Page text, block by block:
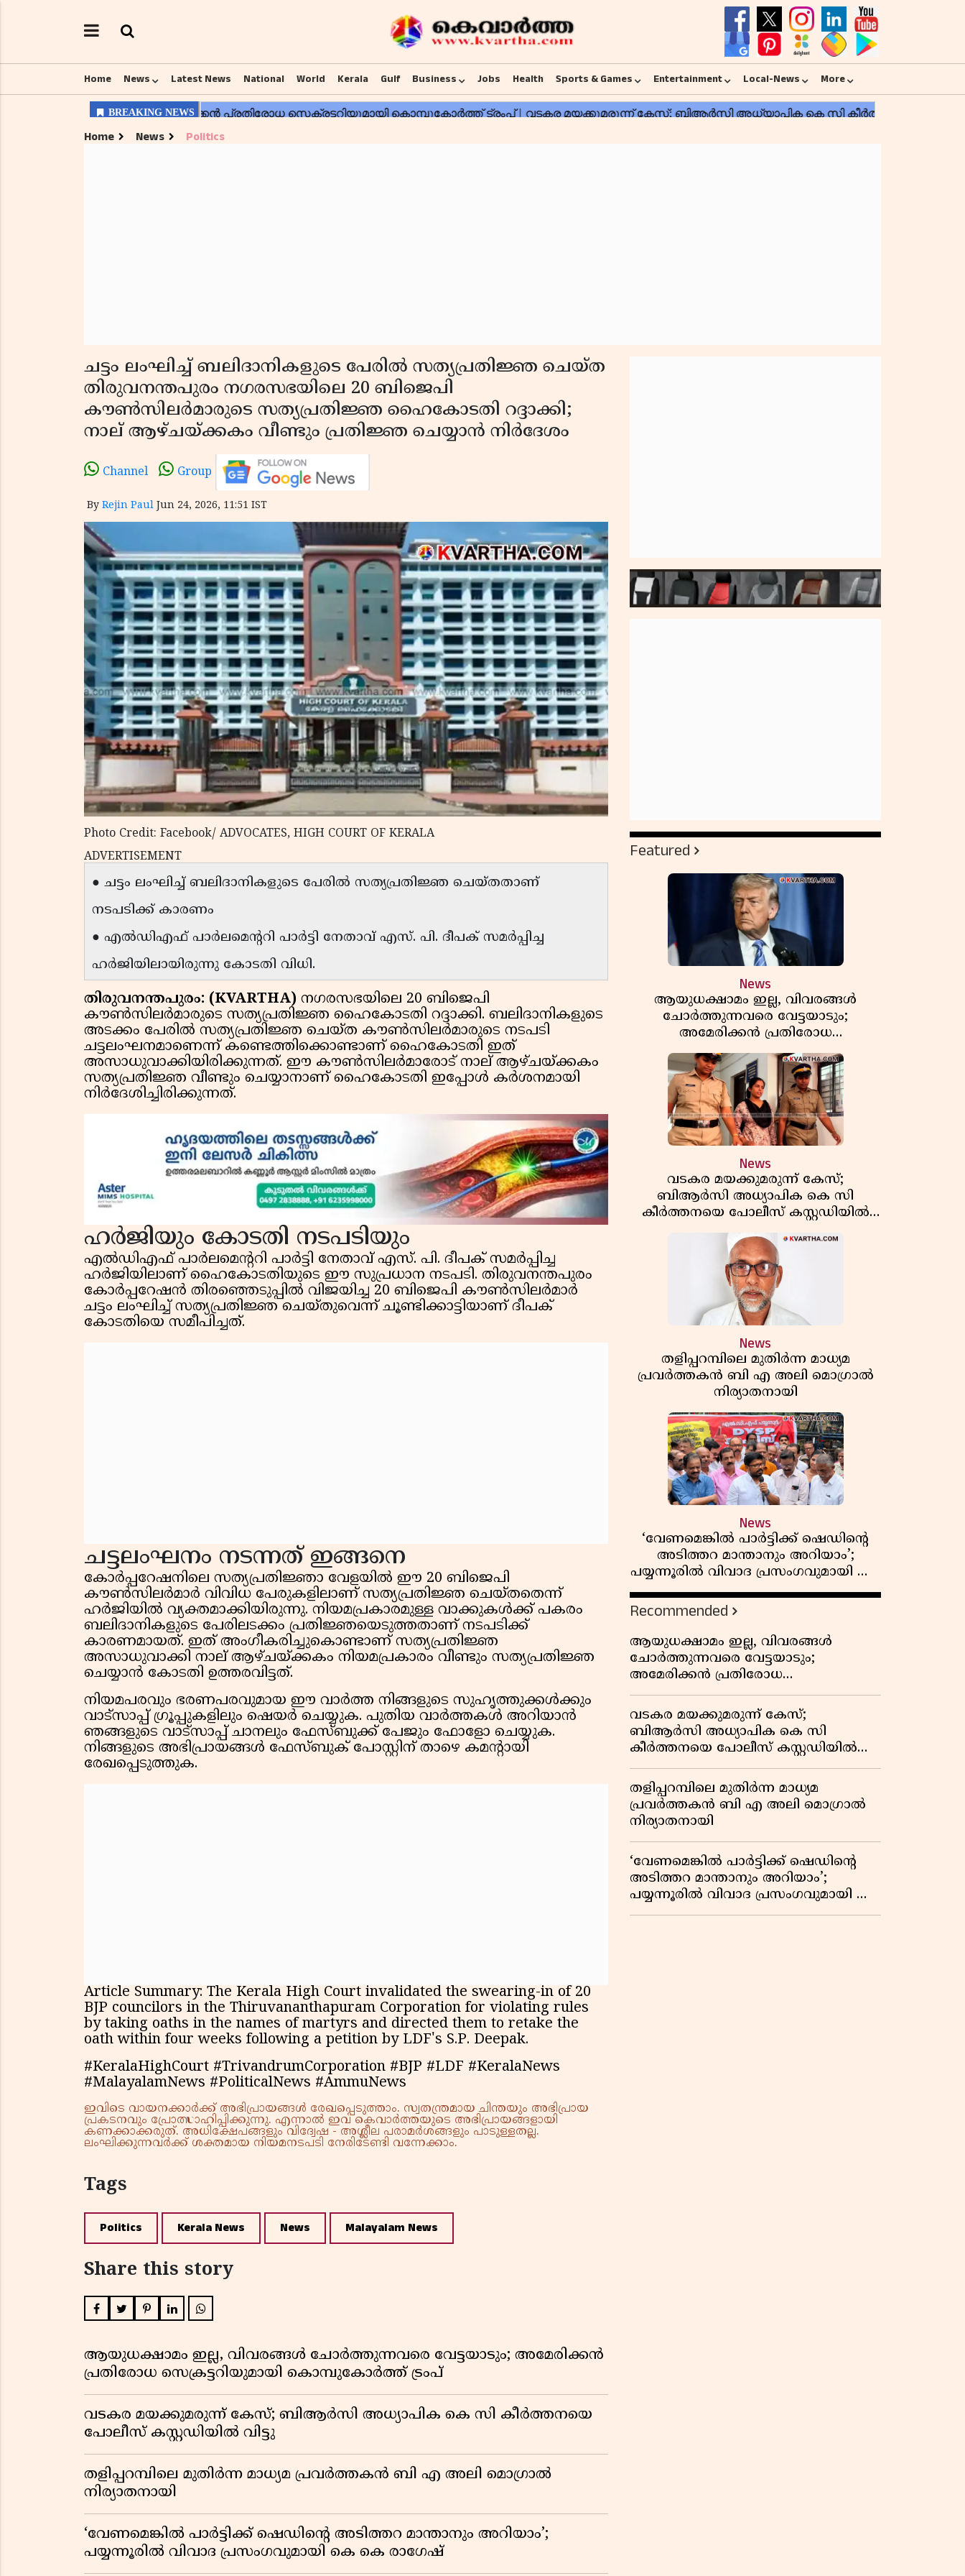
Home News Latest News National World Kerala Gulf Business Jobs Health Sports & Games Entertainment Local-News More
Home News Politics
ചട്ടം ലംഘിച്ച് ബലിദാനികളുടെ പേരിൽ സത്യപ്രതിജ്ഞ ചെയ്ത
തിരുവനന്തപുരം നഗരസഭയിലെ 20 ബിജെപി
കൗൺസിലർമാരുടെ സത്യപ്രതിജ്ഞ ഹൈകോടതി റദ്ദാക്കി;
നാല് ആഴ്ചയ്ക്കകം വീണ്ടും പ്രതിജ്ഞ ചെയ്യാൻ നിർദേശം
Channel Group
By Rejin Paul Jun 24, 2026, 11:51 IST
Photo Credit: Facebook/ ADVOCATES, HIGH COURT OF KERALA
ADVERTISEMENT
● ചട്ടം ലംഘിച്ച് ബലിദാനികളുടെ പേരിൽ സത്യപ്രതിജ്ഞ ചെയ്തതാണ്
നടപടിക്ക് കാരണം
● എൽഡിഎഫ് പാർലമെന്ററി പാർട്ടി നേതാവ് എസ്. പി. ദീപക് സമർപ്പിച്ച
ഹർജിയിലായിരുന്നു കോടതി വിധി.
തിരുവനന്തപുരം: (KVARTHA) നഗരസഭയിലെ 20 ബിജെപി
കൗൺസിലർമാരുടെ സത്യപ്രതിജ്ഞ ഹൈകോടതി റദ്ദാക്കി. ബലിദാനികളുടെ
അടക്കം പേരിൽ സത്യപ്രതിജ്ഞ ചെയ്ത കൗൺസിലർമാരുടെ നടപടി
ചട്ടലംഘനമാണെന്ന് കണ്ടെത്തിക്കൊണ്ടാണ് ഹൈകോടതി ഇത്
അസാധുവാക്കിയിരിക്കുന്നത്. ഈ കൗൺസിലർമാരോട് നാല് ആഴ്ചയ്ക്കകം
സത്യപ്രതിജ്ഞ വീണ്ടും ചെയ്യാനാണ് ഹൈകോടതി ഇപ്പോൾ കർശനമായി
നിർദേശിച്ചിരിക്കുന്നത്.
ഹർജിയും കോടതി നടപടിയും
എൽഡിഎഫ് പാർലമെൻ്ററി പാർട്ടി നേതാവ് എസ്. പി. ദീപക് സമർപ്പിച്ച
ഹർജിയിലാണ് ഹൈകോടതിയുടെ ഈ സുപ്രധാന നടപടി. തിരുവനന്തപുരം
കോർപ്പറേഷൻ തിരഞ്ഞെടുപ്പിൽ വിജയിച്ച 20 ബിജെപി കൗൺസിലർമാർ
ചട്ടം ലംഘിച്ച് സത്യപ്രതിജ്ഞ ചെയ്തുവെന്ന് ചൂണ്ടിക്കാട്ടിയാണ് ദീപക്
കോടതിയെ സമീപിച്ചത്.
ചട്ടലംഘനം നടന്നത് ഇങ്ങനെ
കോർപ്പറേഷനിലെ സത്യപ്രതിജ്ഞാ വേളയിൽ ഈ 20 ബിജെപി
കൗൺസിലർമാർ വിവിധ പേരുകളിലാണ് സത്യപ്രതിജ്ഞ ചെയ്തതെന്ന്
ഹർജിയിൽ വ്യക്തമാക്കിയിരുന്നു. നിയമപ്രകാരമുള്ള വാക്കുകൾക്ക് പകരം
ബലിദാനികളുടെ പേരിലടക്കം പ്രതിജ്ഞയെടുത്തതാണ് നടപടിക്ക്
കാരണമായത്. ഇത് അംഗീകരിച്ചുകൊണ്ടാണ് സത്യപ്രതിജ്ഞ
അസാധുവാക്കി നാല് ആഴ്ചയ്ക്കകം നിയമപ്രകാരം വീണ്ടും സത്യപ്രതിജ്ഞ
ചെയ്യാൻ കോടതി ഉത്തരവിട്ടത്.
നിയമപരവും ഭരണപരവുമായ ഈ വാർത്ത നിങ്ങളുടെ സുഹൃത്തുക്കൾക്കും
വാട്സാപ്പ് ഗ്രൂപ്പുകളിലും ഷെയർ ചെയ്യുക. പുതിയ വാർത്തകൾ അറിയാൻ
ഞങ്ങളുടെ വാട്സാപ്പ് ചാനലും ഫേസ്ബുക്ക് പേജും ഫോളോ ചെയ്യുക.
നിങ്ങളുടെ അഭിപ്രായങ്ങൾ ഫേസ്ബുക് പോസ്റ്റിന് താഴെ കമന്റായി
രേഖപ്പെടുത്തുക.
Article Summary: The Kerala High Court invalidated the swearing-in of 20
BJP councilors in the Thiruvananthapuram Corporation for violating rules
by taking oaths in the names of martyrs and directed them to retake the
oath within four weeks following a petition by LDF's S.P. Deepak.
#KeralaHighCourt #TrivandrumCorporation #BJP #LDF #KeralaNews
#MalayalamNews #PoliticalNews #AmmuNews
ഇവിടെ വായനക്കാർക്ക് അഭിപ്രായങ്ങൾ രേഖപ്പെടുത്താം. സ്വതന്ത്രമായ ചിന്തയും അഭിപ്രായ
പ്രകടനവും പ്രോത്സാഹിപ്പിക്കുന്നു. എന്നാൽ ഇവ കെവാർത്തയുടെ അഭിപ്രായങ്ങളായി
കണക്കാക്കരുത്. അധിക്ഷേപങ്ങളും വിദ്വേഷ - അശ്ലീല പരാമർശങ്ങളും പാടുള്ളതല്ല.
ലംഘിക്കുന്നവർക്ക് ശക്തമായ നിയമനടപടി നേരിടേണ്ടി വന്നേക്കാം.
Tags
Politics Kerala News News Malayalam News
Share this story
ആയുധക്ഷാമം ഇല്ല, വിവരങ്ങൾ ചോർത്തുന്നവരെ വേട്ടയാടും; അമേരിക്കൻ
പ്രതിരോധ സെക്രട്ടറിയുമായി കൊമ്പുകോർത്ത് ട്രംപ്
വടകര മയക്കുമരുന്ന് കേസ്; ബിആർസി അധ്യാപിക കെ സി കീർത്തനയെ
പോലീസ് കസ്റ്റഡിയിൽ വിട്ടു
തളിപ്പറമ്പിലെ മുതിർന്ന മാധ്യമ പ്രവർത്തകൻ ബി എ അലി മൊഗ്രാൽ
നിര്യാതനായി
‘വേണമെങ്കിൽ പാർട്ടിക്ക് ഷെഡിൻ്റെ അടിത്തറ മാന്താനും അറിയാം’;
പയ്യന്നൂരിൽ വിവാദ പ്രസംഗവുമായി കെ കെ രാഗേഷ്
Featured
News
ആയുധക്ഷാമം ഇല്ല, വിവരങ്ങൾ
ചോർത്തുന്നവരെ വേട്ടയാടും;
അമേരിക്കൻ പ്രതിരോധ
സെക്രട്ടറിയുമായി കൊമ്പുകോർത്ത്
ട്രംപ്
News
വടകര മയക്കുമരുന്ന് കേസ്;
ബിആർസി അധ്യാപിക കെ സി
കീർത്തനയെ പോലീസ് കസ്റ്റഡിയിൽ
News
തളിപ്പറമ്പിലെ മുതിർന്ന മാധ്യമ
പ്രവർത്തകൻ ബി എ അലി മൊഗ്രാൽ
നിര്യാതനായി
News
‘വേണമെങ്കിൽ പാർട്ടിക്ക് ഷെഡിൻ്റെ
അടിത്തറ മാന്താനും അറിയാം’;
പയ്യന്നൂരിൽ വിവാദ പ്രസംഗവുമായി കെ
കെ രാഗേഷ്
Recommended
ആയുധക്ഷാമം ഇല്ല, വിവരങ്ങൾ
ചോർത്തുന്നവരെ വേട്ടയാടും;
അമേരിക്കൻ പ്രതിരോധ
സെക്രട്ടറിയുമായി കൊമ്പുകോർത്ത്
ട്രംപ്
വടകര മയക്കുമരുന്ന് കേസ്;
ബിആർസി അധ്യാപിക കെ സി
കീർത്തനയെ പോലീസ് കസ്റ്റഡിയിൽ
വിട്ടു
തളിപ്പറമ്പിലെ മുതിർന്ന മാധ്യമ
പ്രവർത്തകൻ ബി എ അലി മൊഗ്രാൽ
നിര്യാതനായി
‘വേണമെങ്കിൽ പാർട്ടിക്ക് ഷെഡിൻ്റെ
അടിത്തറ മാന്താനും അറിയാം’;
പയ്യന്നൂരിൽ വിവാദ പ്രസംഗവുമായി കെ
കെ രാഗേഷ്